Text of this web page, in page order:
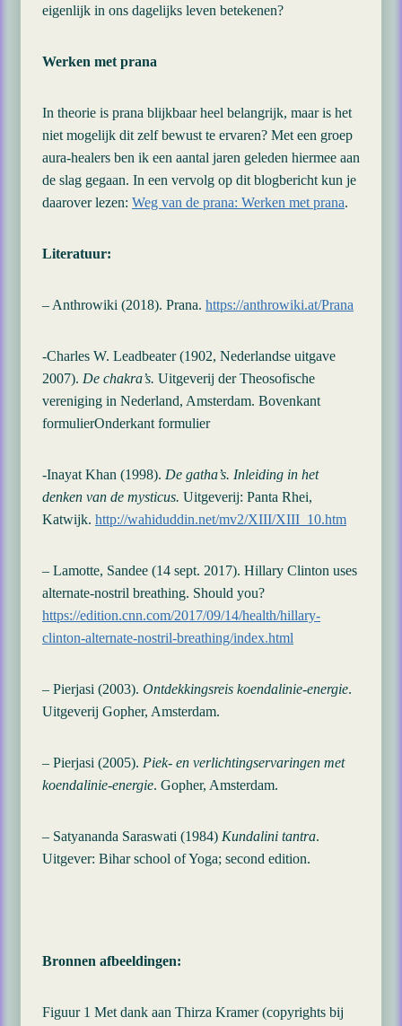
eigenlijk in ons dagelijks leven betekenen?
Werken met prana
In theorie is prana blijkbaar heel belangrijk, maar is het
niet mogelijk dit zelf bewust te ervaren? Met een groep
aura-healers ben ik een aantal jaren geleden hiermee aan
de slag gegaan. In een vervolg op dit blogbericht kun je
daarover lezen: Weg van de prana: Werken met prana.
Literatuur:
– Anthrowiki (2018). Prana. https://anthrowiki.at/Prana
-Charles W. Leadbeater (1902, Nederlandse uitgave
2007). De chakra’s. Uitgeverij der Theosofische
vereniging in Nederland, Amsterdam. Bovenkant
formulierOnderkant formulier
-Inayat Khan (1998). De gatha’s. Inleiding in het
denken van de mysticus. Uitgeverij: Panta Rhei,
Katwijk. http://wahiduddin.net/mv2/XIII/XIII_10.htm
– Lamotte, Sandee (14 sept. 2017). Hillary Clinton uses
alternate-nostril breathing. Should you?
https://edition.cnn.com/2017/09/14/health/hillary-
clinton-alternate-nostril-breathing/index.html
– Pierjasi (2003). Ontdekkingsreis koendalinie-energie.
Uitgeverij Gopher, Amsterdam.
– Pierjasi (2005). Piek- en verlichtingservaringen met
koendalinie-energie. Gopher, Amsterdam.
– Satyananda Saraswati (1984) Kundalini tantra.
Uitgever: Bihar school of Yoga; second edition.
Bronnen afbeeldingen:
Figuur 1 Met dank aan Thirza Kramer (copyrights bij